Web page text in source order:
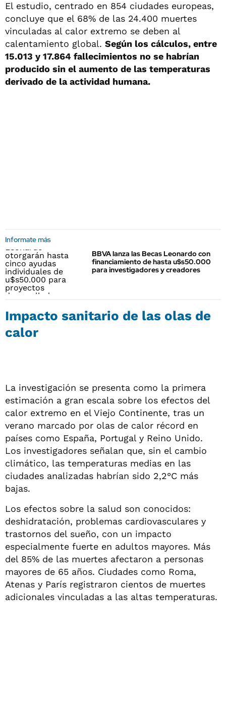
El estudio, centrado en 854 ciudades europeas,
concluye que el 68% de las 24.400 muertes
vinculadas al calor extremo se deben al
calentamiento global. Según los cálculos, entre
15.013 y 17.864 fallecimientos no se habrían
producido sin el aumento de las temperaturas
derivado de la actividad humana.
Informate más
BBVA lanza las Becas Leonardo con
financiamiento de hasta u$s50.000
para investigadores y creadores
Impacto sanitario de las olas de
calor
La investigación se presenta como la primera
estimación a gran escala sobre los efectos del
calor extremo en el Viejo Continente, tras un
verano marcado por olas de calor récord en
países como España, Portugal y Reino Unido.
Los investigadores señalan que, sin el cambio
climático, las temperaturas medias en las
ciudades analizadas habrían sido 2,2°C más
bajas.
Los efectos sobre la salud son conocidos:
deshidratación, problemas cardiovasculares y
trastornos del sueño, con un impacto
especialmente fuerte en adultos mayores. Más
del 85% de las muertes afectaron a personas
mayores de 65 años. Ciudades como Roma,
Atenas y París registraron cientos de muertes
adicionales vinculadas a las altas temperaturas.